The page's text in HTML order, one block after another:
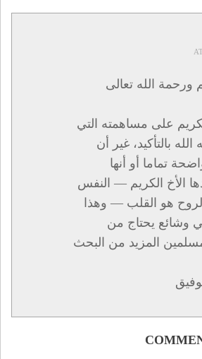
ورحمة الله تعالى
على مساهمته التي
بالتأكيد، غير أن
تماما أو أنها
الأخ الكريم — النفس
هو القلب — وهذا
وشائع يحتاج من
المزيد من البحث